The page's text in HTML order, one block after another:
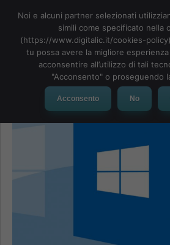
MENU
Noi e alcuni partner selezionati
simili come specificato nella
(https://www.digitalic.it/cookies-
tu possa avere la migliore
acconsentire all’utilizzo di tali
"Acconsento" o proseguendo
Acconsento No